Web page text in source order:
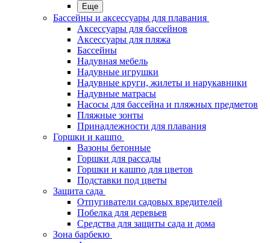
Еще
Бассейны и аксессуары для плавания
Аксессуары для бассейнов
Аксессуары для пляжа
Бассейны
Надувная мебель
Надувные игрушки
Надувные круги, жилеты и нарукавники
Надувные матрасы
Насосы для бассейна и пляжных предметов
Пляжные зонты
Принадлежности для плавания
Горшки и кашпо
Вазоны бетонные
Горшки для рассады
Горшки и кашпо для цветов
Подставки под цветы
Защита сада
Отпугиватели садовых вредителей
Побелка для деревьев
Средства для защиты сада и дома
Зона барбекю